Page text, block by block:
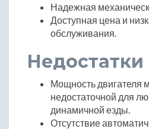
Надежная
Доступная цена и
обслуживания.
Недостатки
Мощность двигателя
недостаточной для
динамичной езды.
Отсутствие